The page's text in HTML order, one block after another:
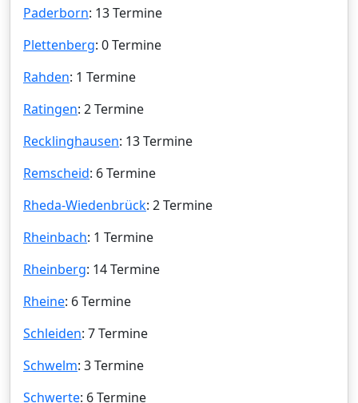
Paderborn: 13 Termine
Plettenberg: 0 Termine
Rahden: 1 Termine
Ratingen: 2 Termine
Recklinghausen: 13 Termine
Remscheid: 6 Termine
Rheda-Wiedenbrück: 2 Termine
Rheinbach: 1 Termine
Rheinberg: 14 Termine
Rheine: 6 Termine
Schleiden: 7 Termine
Schwelm: 3 Termine
Schwerte: 6 Termine